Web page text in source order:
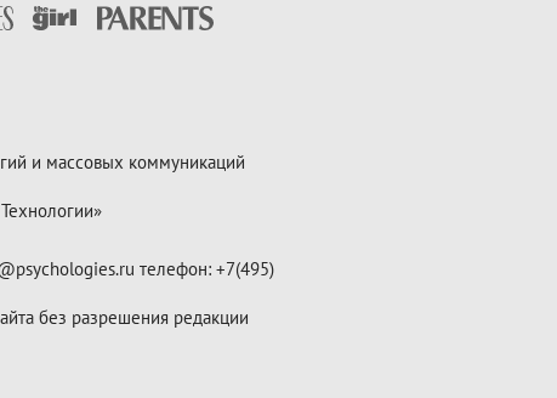
и массовых коммуникаций
телефон: +7(495)
без разрешения редакции